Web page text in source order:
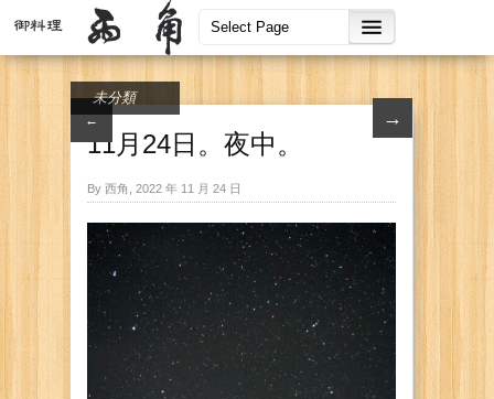
← →
未分類
11月24日。夜中。
By 西角, 2022 年 11 月 24 日